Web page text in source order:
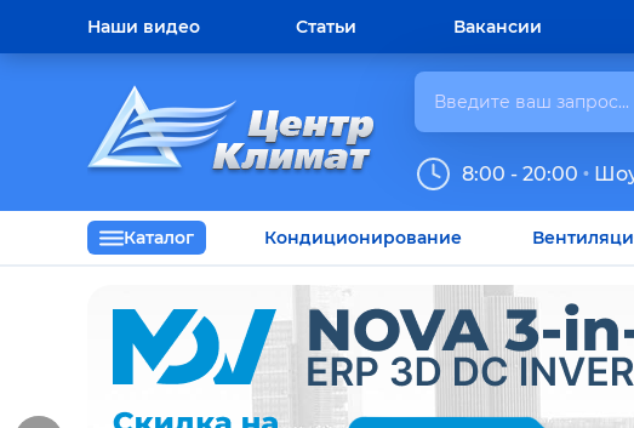
Наши видео Статьи Вакансии
8:00 - 20:00
Каталог Кондиционирование